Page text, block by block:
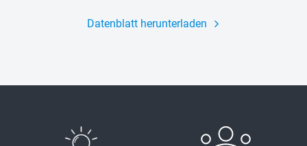
Datenblatt herunterladen